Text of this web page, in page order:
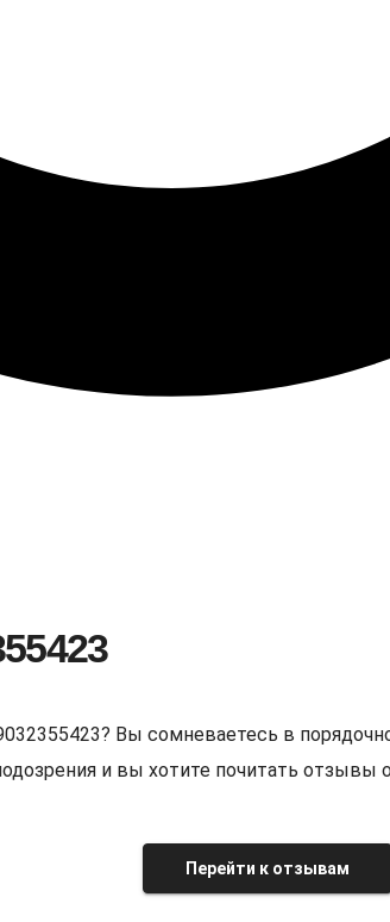
Вы сомневаетесь в
и вы хотите почитать
Перейти к отзывам